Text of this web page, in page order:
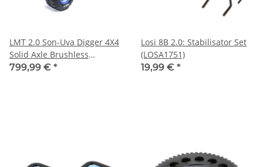
LMT 2.0 Son-Uva Digger 4X4
Solid Axle Brushless
Monster Truck RTR Blue -
799,99 € *
Losi 8B 2.0: Stabilisator Set
(LOSA1751)
19,99 € *